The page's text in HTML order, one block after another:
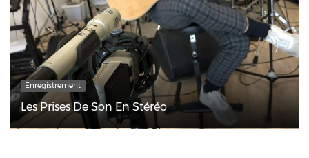
Enregistrement
Les Prises De Son En Stéréo